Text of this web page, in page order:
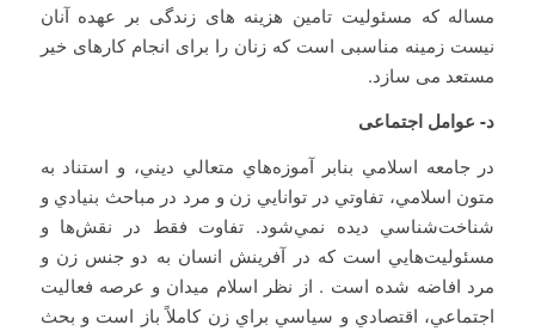
مساله که مسئولیت تامین هزینه های زندگی بر عهده آنان
نیست زمینه مناسبی است که زنان را برای انجام کارهای خیر
مستعد می سازد.
د- عوامل اجتماعی
در جامعه اسلامي بنابر آموزه‌هاي متعالي ديني، و استناد به
متون اسلامي، تفاوتي در توانايي زن و مرد در مباحث بنيادي و
شناخت‌شناسي ديده نمي‌شود. تفاوت فقط در نقش‌ها و
مسئوليت‌هايي است كه در آفرينش انسان به دو جنس زن و
مرد افاضه شده است . از نظر اسلام ميدان و عرصه فعاليت
اجتماعي، اقتصادي و سياسي براي زن كاملاً باز است و بحث